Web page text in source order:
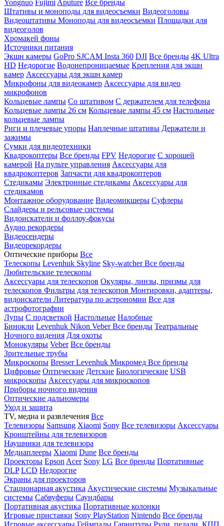
Yongnuo Fujimi Aputure Все бренды
Штативы и моноподы для видеосъемки Видеоголовы
Видеоштативы Моноподы для видеосъемки Площадки для
видеоголов
Хромакей фоны
Источники питания
Экшн камеры GoPro SJCAM Insta 360 DJI Все бренды 4K Ultra
HD Недорогие Водонепроницаемые Крепления для экшн
камер Аксессуары для экшн камер
Микрофоны для видеокамер Аксессуары для видео
микрофонов
Кольцевые лампы Со штативом C держателем для телефона
Кольцевые лампы 26 см Кольцевые лампы 45 см Настольные
кольцевые лампы
Риги и плечевые упоры Наплечные штативы Держатели и
зажимы
Сумки для видеотехники
Квадрокоптеры Все бренды FPV Недорогие С хорошей
камерой На пульте управления Аксессуары для
квадрокоптеров Запчасти для квадрокоптеров
Стедикамы Электронные стедикамы Аксессуары для
стедикамов
Монтажное оборудование Видеомикшеры Суфлеры
Слайдеры и рельсовые системы
Видоискатели и фоллоу-фокусы
Аудио рекордеры
Видеосендеры
Видеорекордеры
Оптические приборы Все
Телескопы Levenhuk Skyline Sky-watcherВсе бренды
Любительские телескопы
Аксессуары для телескопов Окуляры, линзы, призмы для
телескопов Фильтры для телескопов Монтировки, адаптеры,
видоискатели Литература по астрономии Все для
астрофотографии
Лупы С подсветкой Настольные Налобные
Бинокли Levenhuk Nikon VeberВсе бренды Театральные
Ночного видения Для охоты
Монокуляры Veber Все бренды
Зрительные трубы
Микроскопы BresserLevenhuk Микромед Все бренды
Цифровые Оптические Детские Биологические USB
микроскопы Аксессуары для микроскопов
Приборы ночного видения
Оптические дальномеры
Уход и защита
TV, медиа и развлечения Все
Телевизоры Samsung Xiaomi Sony Все телевизоры Аксессуары
Кронштейны для телевизоров
Наушники для телевизора
Медиаплееры Xiaomi Dune Все бренды
Проекторы Epson Acer Sony LG Все бренды Портативные
DLP LCD Недорогие
Экраны для проекторов
Стационарная акустика Акустические системы Музыкальные
системы Сабвуферы Саундбары
Портативная акустика Портативные колонки
Игровые приставки Sony PlayStation Nintendo Все бренды
Игровые аксессуары Геймпады Гарнитуры Рули, педали, КПП